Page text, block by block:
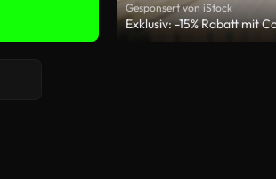
Gesponsert von iStock
Exklusiv: -15% Rabatt mit